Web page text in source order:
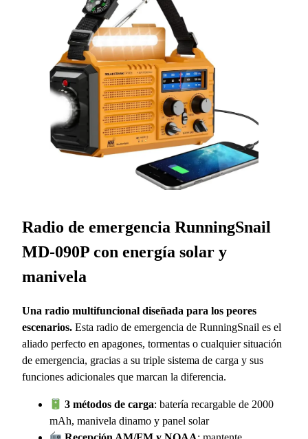
Radio de emergencia RunningSnail
MD-090P con energía solar y
manivela
Una radio multifuncional diseñada para los peores
escenarios. Esta radio de emergencia de RunningSnail es el
aliado perfecto en apagones, tormentas o cualquier situación
de emergencia, gracias a su triple sistema de carga y sus
funciones adicionales que marcan la diferencia.
3 métodos de carga: batería recargable de 2000
mAh, manivela dinamo y panel solar